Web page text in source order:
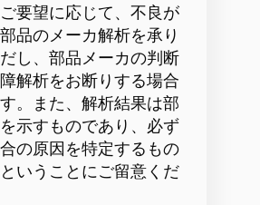
要望に応じて、不良が
品のメーカ解析を承り
し、部品メーカの判断
解析をお断りする場合
。また、解析結果は部
示すものであり、必ず
の原因を特定するもの
いうことにご留意くだ